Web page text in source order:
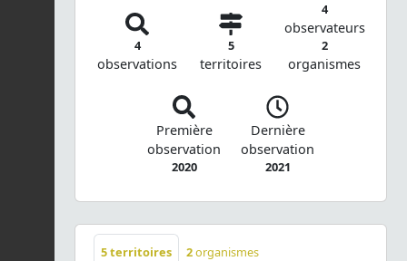
4
observations
5
territoires
4
observateurs
2
organismes
Première
observation
2020
Dernière
observation
2021
5territoires 2organismes